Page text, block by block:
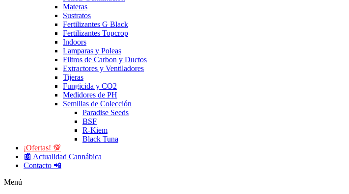
Materas
Sustratos
Fertilizantes G Black
Fertilizantes Topcrop
Indoors
Lamparas y Poleas
Filtros de Carbon y Ductos
Extractores y Ventiladores
Tijeras
Fungicida y CO2
Medidores de PH
Semillas de Colección
Paradise Seeds
BSF
R-Kiem
Black Tuna
¡Ofertas! 💯
📰 Actualidad Cannábica
Contacto 📲
Menú